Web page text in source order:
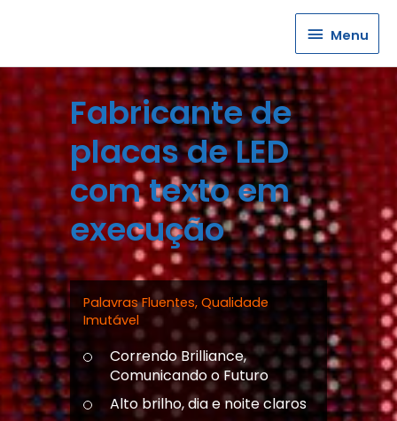
Menu
Menu
Fabricante de
placas de LED
com texto em
execução
Palavras Fluentes, Qualidade
Imutável
Correndo Brilliance,
Comunicando o Futuro
Alto brilho, dia e noite claros